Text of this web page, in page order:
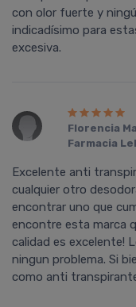
con olor fuerte y
indicadísimo para
excesiva.
Florencia
Farmacia
Excelente anti
cualquier otro
encontrar uno que
encontre esta marca
calidad es excelente!
ningun problema. Si
como anti